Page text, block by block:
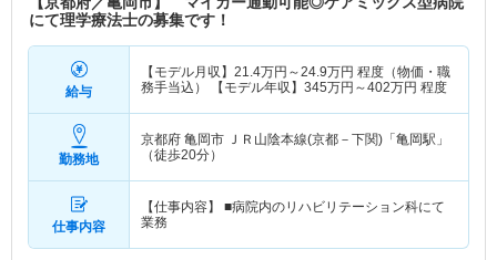
にて理学療法士の募集です！
給与
【モデル月収】 21.4万円～24.9万円 程度（物価・職
務手当込） 【モデル年収】 345万円～402万円 程度
勤務地
京都府 亀岡市
ＪＲ山陰本線(京都－下関)「亀岡駅」
（徒歩20分）
仕事内容
【仕事内容】 ■病院内のリハビリテーション科にて
業務